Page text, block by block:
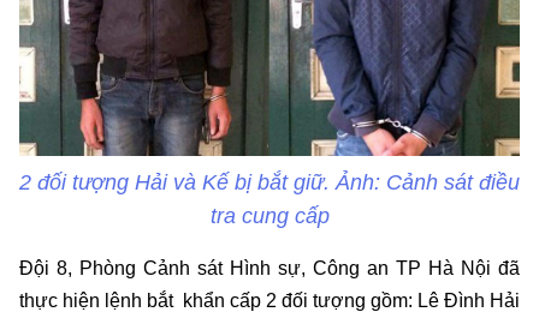
2 đối tượng Hải và Kế bị bắt giữ. Ảnh: Cảnh sát điều
tra cung cấp
Đội 8, Phòng Cảnh sát Hình sự, Công an TP Hà Nội đã
thực hiện lệnh bắt khẩn cấp 2 đối tượng gồm: Lê Đình Hải